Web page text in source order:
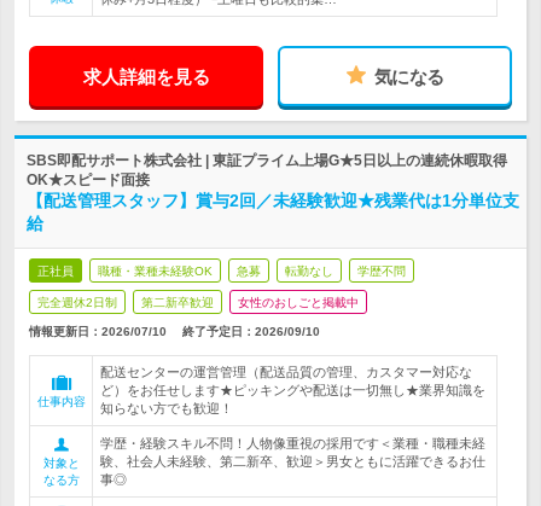
求人詳細を見る 気になる
SBS即配サポート株式会社 | 東証プライム上場G★5日以上の連続休暇取得
OK★スピード面接
【配送管理スタッフ】賞与2回／未経験歓迎★残業代は1分単位支
給
正社員 職種・業種未経験OK 急募 転勤なし 学歴不問
完全週休2日制 第二新卒歓迎 女性のおしごと掲載中
情報更新日：2026/07/10 終了予定日： 2026/09/10
仕事内容
配送センターの運営管理（配送品質の管理、カスタマー対応な
ど）をお任せします★ピッキングや配送は一切無し★業界知識を
知らない方でも歓迎！
対象と
なる方
学歴・経験スキル不問！人物像重視の採用です＜業種・職種未経
験、社会人未経験、第二新卒、歓迎＞男女ともに活躍できるお仕
事◎